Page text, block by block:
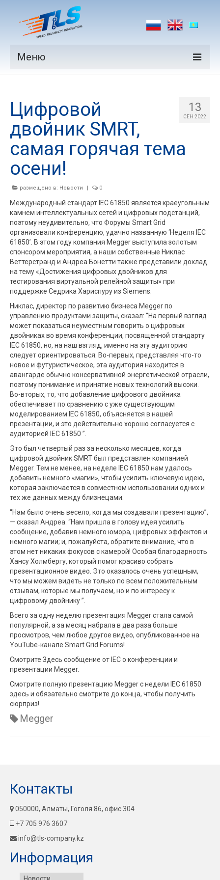
Меню
Производители
Рынки
Новости
Контакты
13
СЕН 2022
Цифровой
двойник SMRT,
самая горячая тема
осени!
размещено в: Новости | 0
Международный стандарт IEC 61850 является краеугольным
камнем интеллектуальных сетей и цифровых подстанций,
поэтому неудивительно, что Форумы Smart Grid
организовали конференцию, удачно названную ‘Неделя IEC
61850’. В этом году компания Megger выступила золотым
спонсором мероприятия, а наши собственные Никлас
Веттерстранд и Андреа Бонетти также представили доклад
на тему «Достижения цифровых двойников для
тестирования виртуальной релейной защиты» при
поддержке Седрика Хариспуру из Siemens.
Никлас, директор по развитию бизнеса Megger по
управлению продуктами защиты, сказал: “На первый взгляд
может показаться неуместным говорить о цифровых
двойниках во время конференции, посвященной стандарту
IEC 61850, но, на наш взгляд, именно на эту аудиторию
следует ориентироваться. Во-первых, представляя что-то
новое и футуристическое, эта аудитория находится в
авангарде обычно консервативной энергетической отрасли,
поэтому понимание и принятие новых технологий высоки.
Во-вторых, то, что добавление цифрового двойника
обеспечивает по сравнению с уже существующим
моделированием IEC 61850, объясняется в нашей
презентации, и это действительно хорошо согласуется с
аудиторией IEC 61850 ”.
Это был четвертый раз за несколько месяцев, когда
цифровой двойник SMRT был представлен компанией
Megger. Тем не менее, на неделе IEC 61850 нам удалось
добавить немного «магии», чтобы усилить ключевую идею,
которая заключается в совместном использовании одних и
тех же данных между близнецами.
“Нам было очень весело, когда мы создавали презентацию”,
— сказал Андреа. “Нам пришла в голову идея усилить
сообщение, добавив немного юмора, цифровых эффектов и
немного магии; и, пожалуйста, обратите внимание, что в
этом нет никаких фокусов с камерой! Особая благодарность
Хансу Холмбергу, который помог красиво собрать
презентационное видео. Это оказалось очень успешным,
что мы можем видеть не только по всем положительным
отзывам, которые мы получаем, но и по интересу к
цифровому двойнику ”.
Всего за одну неделю презентация Megger стала самой
популярной, а за месяц набрала в два раза больше
просмотров, чем любое другое видео, опубликованное на
YouTube-канале Smart Grid Forums!
Смотрите Здесь сообщение от IEC о конференции и
презентации Megger.
Смотрите полную презентацию Megger с недели IEC 61850
здесь и обязательно смотрите до конца, чтобы получить
сюрприз!
Megger
Контакты
050000, Алматы, Гоголя 86, офис 304
+7 705 976 3607
info@tls-company.kz
Информация